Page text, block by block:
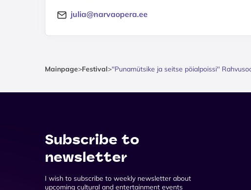
julia@narvaopera.ee
Mainpage>Festival>''Punamütsike ja seitse pöialpoissi''
Subscribe to
newsletter
I wish to subscribe to weekly newsletter about
upcoming cultural and entertainment events